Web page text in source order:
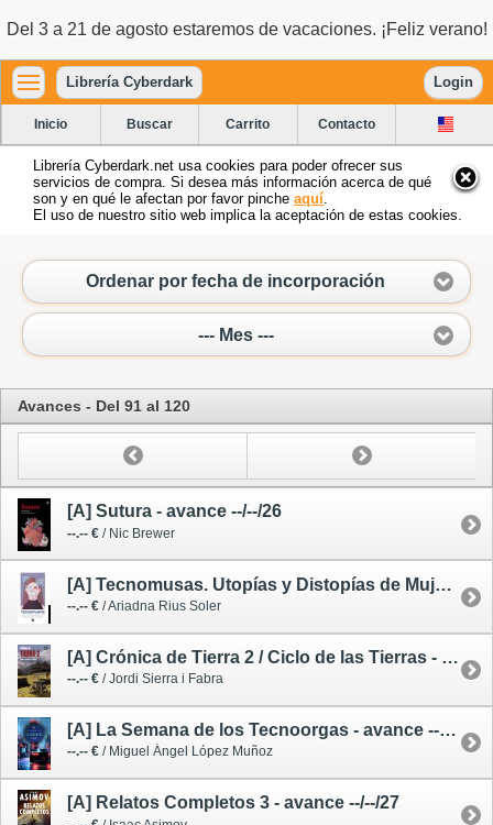
Del 3 a 21 de agosto estaremos de vacaciones. ¡Feliz verano!
Librería Cyberdark Login
Inicio Buscar Carrito Contacto
Librería Cyberdark.net usa cookies para poder ofrecer sus
servicios de compra. Si desea más información acerca de qué
son y en qué le afectan por favor pinche aquí
El uso de nuestro sitio web implica la aceptación de estas cookies.
Ordenar por fecha de incorporación
--- Mes ---
Avances - Del 91 al 120
[A] Sutura - avance --/--/26
--.-- € / Nic Brewer
[A] Tecnomusas. Utopías y Distopías de Mujeres Conectadas - avance --/--/26
--.-- € / Ariadna Rius Soler
[A] Crónica de Tierra 2 / Ciclo de las Tierras - avance --/--/26
--.-- € / Jordi Sierra i Fabra
[A] La Semana de los Tecnoorgas - avance --/--/26
--.-- € / Miguel Ángel López Muñoz
[A] Relatos Completos 3 - avance --/--/27